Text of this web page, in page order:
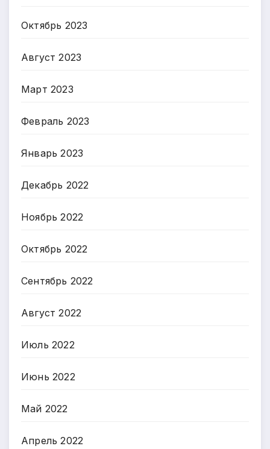
Октябрь 2023
Август 2023
Март 2023
Февраль 2023
Январь 2023
Декабрь 2022
Ноябрь 2022
Октябрь 2022
Сентябрь 2022
Август 2022
Июль 2022
Июнь 2022
Май 2022
Апрель 2022